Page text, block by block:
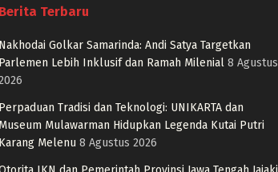
Berita Terbaru
Nakhodai Golkar Samarinda: Andi Satya Targetkan
Parlemen Lebih Inklusif dan Ramah Milenial 8 Agustus
Perpaduan Tradisi dan Teknologi: UNIKARTA dan
Museum Mulawarman Hidupkan Legenda Kutai Putri
Karang Melenu 8 Agustus 2026